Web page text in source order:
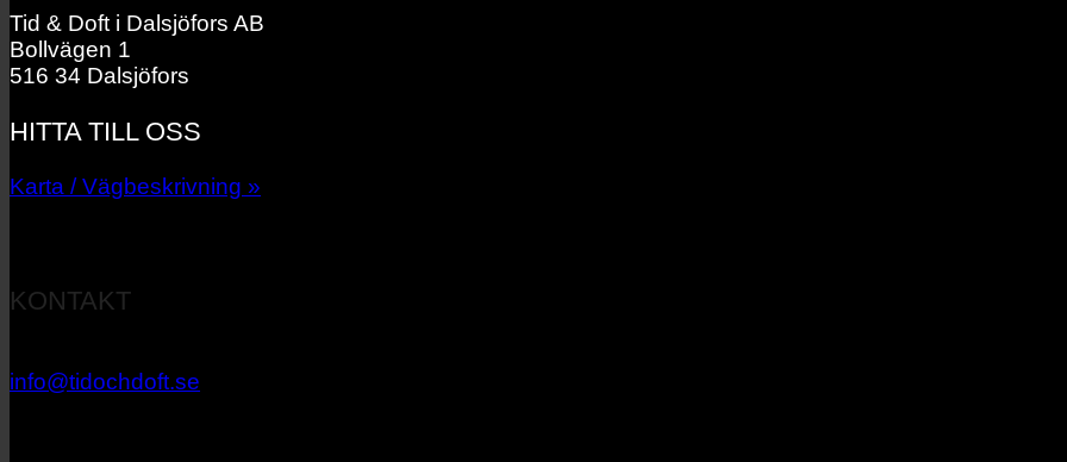
Tid & Doft i Dalsjöfors AB
Bollvägen 1
516 34 Dalsjöfors
HITTA TILL OSS
Karta / Vägbeskrivning »
KONTAKT
info@tidochdoft.se